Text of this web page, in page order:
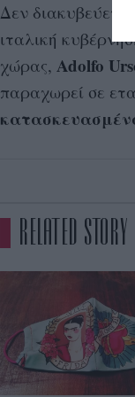
Δεν
ιταλική
χώρας, Adolfo
παραχωρεί σε
RELATED STORY